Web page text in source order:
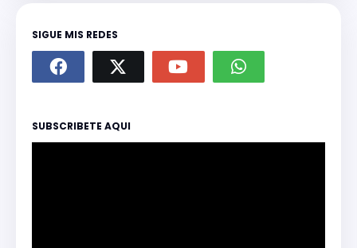
SIGUE MIS REDES
SUBSCRIBETE AQUI